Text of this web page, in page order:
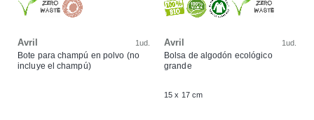
Avril 1ud.
Bote para champú en polvo (no
incluye el champú)
Avril 1ud.
Bolsa de algodón ecológico
grande
15 x 17 cm